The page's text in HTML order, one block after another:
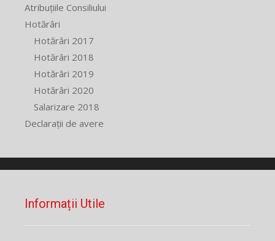
Atribuțiile Consiliului
Hotărâri
Hotărâri 2017
Hotărâri 2018
Hotărâri 2019
Hotărâri 2020
Salarizare 2018
Declarații de avere
Informații Utile